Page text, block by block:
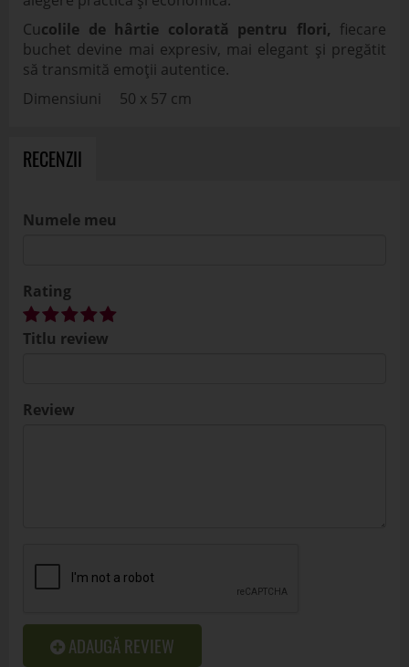
Cucolile de hârtie colorată pentru flori, fiecare
buchet devine mai expresiv, mai elegant și pregătit
să transmită emoții autentice.
Dimensiuni 50 x 57 cm
RECENZII
Numele meu
Rating
Titlu review
Review
ADAUGĂ REVIEW